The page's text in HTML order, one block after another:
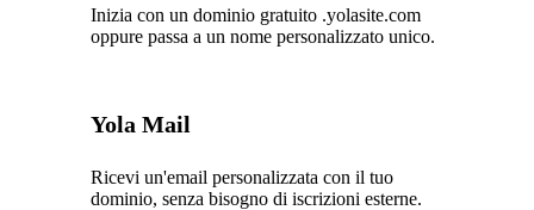
Inizia con un dominio gratuito .yolasite.com
oppure passa a un nome personalizzato unico.
Yola Mail
Ricevi un'email personalizzata con il tuo
dominio, senza bisogno di iscrizioni esterne.